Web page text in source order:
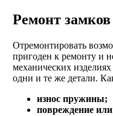
Ремонт
Отремонтировать
пригоден к ремонту и
механических
одни и те же детали.
износ пружины;
повреждение